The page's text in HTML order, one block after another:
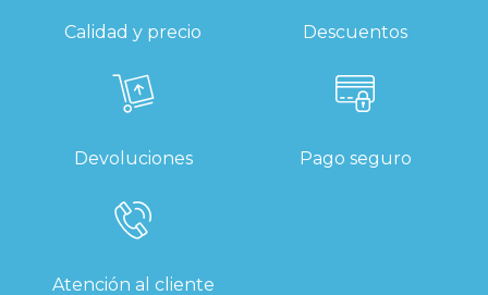
Calidad y precio Descuentos
Devoluciones Pago seguro
Atención al cliente